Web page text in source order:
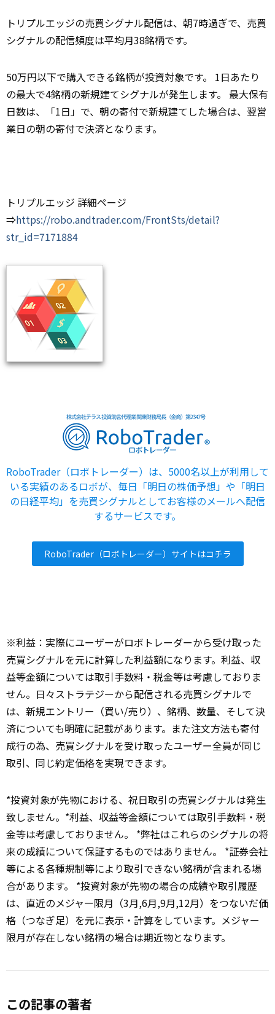
トリプルエッジの売買シグナル配信は、朝7時過ぎで、売買
シグナルの配信頻度は平均月38銘柄です。
50万円以下で購入できる銘柄が投資対象です。 1日あたり
の最大で4銘柄の新規建てシグナルが発生します。 最大保有
日数は、「1日」で、朝の寄付で新規建てした場合は、翌営
業日の朝の寄付で決済となります。
トリプルエッジ 詳細ページ
⇒https://robo.andtrader.com/FrontSts/detail?
str_id=7171884
RoboTrader（ロボトレーダー）は、5000名以上が利用して
いる実績のあるロボが、毎日「明日の株価予想」や「明日
の日経平均」を売買シグナルとしてお客様のメールへ配信
するサービスです。
RoboTrader（ロボトレーダー）サイトはコチラ
※利益：実際にユーザーがロボトレーダーから受け取った
売買シグナルを元に計算した利益額になります。利益、収
益等金額については取引手数料・税金等は考慮しておりま
せん。日々ストラテジーから配信される売買シグナルで
は、新規エントリー（買い/売り）、銘柄、数量、そして決
済についても明確に記載があります。また注文方法も寄付
成行の為、売買シグナルを受け取ったユーザー全員が同じ
取引、同じ約定価格を実現できます。
*投資対象が先物における、祝日取引の売買シグナルは発生
致しません。*利益、収益等金額については取引手数料・税
金等は考慮しておりません。 *弊社はこれらのシグナルの将
来の成績について保証するものではありません。 *証券会社
等による各種規制等により取引できない銘柄が含まれる場
合があります。 *投資対象が先物の場合の成績や取引履歴
は、直近のメジャー限月（3月,6月,9月,12月）をつないだ価
格（つなぎ足）を元に表示・計算をしています。メジャー
限月が存在しない銘柄の場合は期近物となります。
この記事の著者